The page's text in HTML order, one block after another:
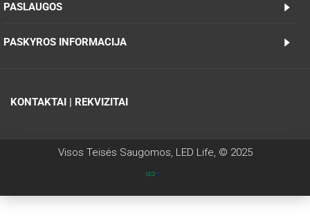
PASLAUGOS
PASKYROS INFORMACIJA
KONTAKTAI | REKVIZITAI
Visos Teisės Saugomos, LED Life, © 2025